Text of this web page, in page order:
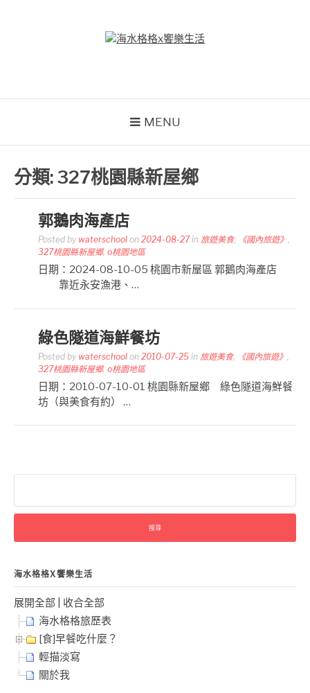
MENU
分類:327桃園縣新屋鄉
郭鵝肉海產店
Posted by waterschool on 2024-08-27in 旅遊美食, 《國內旅遊》 ,
327桃園縣新屋鄉, o桃園地區
日期：2024-08-10-05 桃園市新屋區 郭鵝肉海產店
靠近永安漁港、…
綠色隧道海鮮餐坊
Posted by waterschool on 2010-07-25 in 旅遊美食, 《國內旅遊》
327桃園縣新屋鄉, o桃園地區
日期：2010-07-10-01 桃園縣新屋鄉 綠色隧道海鮮餐
坊（與美食有約） …
關
字:
海水格格X饗樂生活
展開全部
收合全部
海水格格旅歷表
[食]早餐吃什麼？
輕描淡寫
關於我